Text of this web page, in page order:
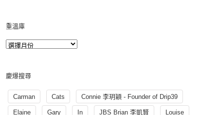
重溫庫
慶爆搜尋
Carman Cats Connie 李玥穎 - Founder of Drip39
Elaine Gary In JBS Brian 李凱賢 Louise